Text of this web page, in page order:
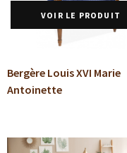
VOIR LE PRODUIT
Bergère Louis XVI Marie
Antoinette